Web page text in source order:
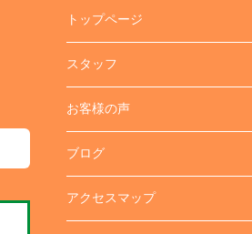
トップページ
スタッフ
お客様の声
ブログ
アクセスマップ